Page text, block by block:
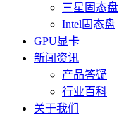
三星固态盘
Intel固态盘
GPU显卡
新闻资讯
产品答疑
行业百科
关于我们